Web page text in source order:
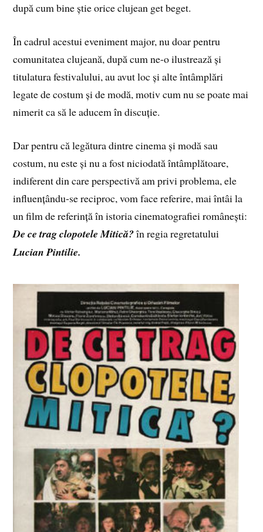
după cum bine știe orice clujean get beget.
În cadrul acestui eveniment major, nu doar pentru
comunitatea clujeană, după cum ne-o ilustrează și
titulatura festivalului, au avut loc și alte întâmplări
legate de costum și de modă, motiv cum nu se poate mai
nimerit ca să le aducem în discuție.
Dar pentru că legătura dintre cinema și modă sau
costum, nu este și nu a fost niciodată întâmplătoare,
indiferent din care perspectivă am privi problema, ele
influențându-se reciproc, vom face referire, mai întâi la
un film de referință în istoria cinematografiei românești:
De ce trag clopotele Mitică?în regia regretatului
Lucian Pintilie.